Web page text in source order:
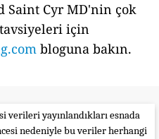
Saint Cyr MD'nin çok
için
bloguna bakın.
verileri yayınlandıkları esnada
nedeniyle bu veriler herhangi